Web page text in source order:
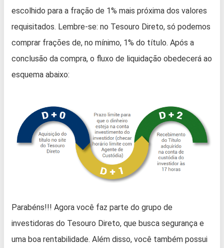
escolhido para a fração de 1% mais próxima dos valores
requisitados. Lembre-se: no Tesouro Direto, só podemos
comprar frações de, no mínimo, 1% do título. Após a
conclusão da compra, o fluxo de liquidação obedecerá ao
esquema abaixo:
Parabéns!!! Agora você faz parte do grupo de
investidoras do Tesouro Direto, que busca segurança e
uma boa rentabilidade. Além disso, você também possui